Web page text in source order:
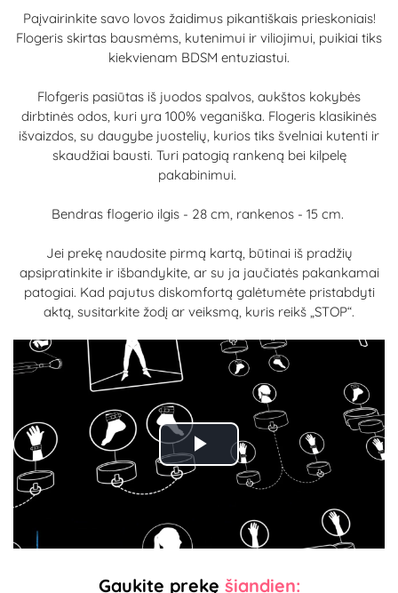
Paįvairinkite savo lovos žaidimus pikantiškais prieskoniais!
Flogeris skirtas bausmėms, kutenimui ir viliojimui, puikiai tiks
kiekvienam BDSM entuziastui.
Flofgeris pasiūtas iš juodos spalvos, aukštos kokybės
dirbtinės odos, kuri yra 100% veganiška. Flogeris klasikinės
išvaizdos, su daugybe juostelių, kurios tiks švelniai kutenti ir
skaudžiai bausti. Turi patogią rankeną bei kilpelę
pakabinimui.
Bendras flogerio ilgis - 28 cm, rankenos - 15 cm.
Jei prekę naudosite pirmą kartą, būtinai iš pradžių
apsipratinkite ir išbandykite, ar su ja jaučiatės pakankamai
patogiai. Kad pajutus diskomfortą galėtumėte pristabdyti
aktą, susitarkite žodį ar veiksmą, kuris reikš „STOP“.
Play
Gaukite prekę šiandien: